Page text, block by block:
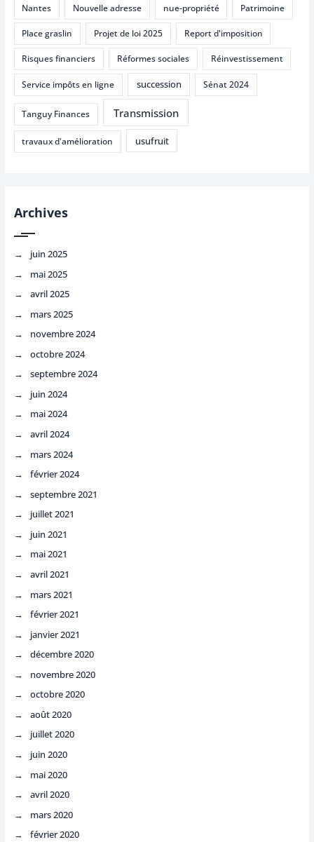
Nantes Nouvelle adresse nue-propriété Patrimoine
Place graslin Projet de loi 2025 Report d'imposition
Risques financiers Réformes sociales Réinvestissement
Service impôts en ligne succession Sénat 2024
Tanguy Finances Transmission
travaux d'amélioration usufruit
Archives
juin 2025
mai 2025
avril 2025
mars 2025
novembre 2024
octobre 2024
septembre 2024
juin 2024
mai 2024
avril 2024
mars 2024
février 2024
septembre 2021
juillet 2021
juin 2021
mai 2021
avril 2021
mars 2021
février 2021
janvier 2021
décembre 2020
novembre 2020
octobre 2020
août 2020
juillet 2020
juin 2020
mai 2020
avril 2020
mars 2020
février 2020